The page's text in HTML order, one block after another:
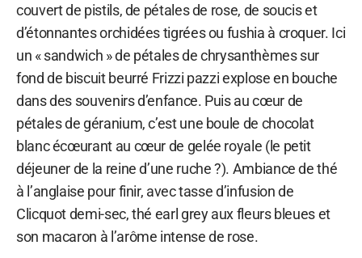
couvert de pistils, de pétales de rose, de soucis et
d’étonnantes orchidées tigrées ou fushia à croquer. Ici
un « sandwich » de pétales de chrysanthèmes sur
fond de biscuit beurré Frizzi pazzi explose en bouche
dans des souvenirs d’enfance. Puis au cœur de
pétales de géranium, c’est une boule de chocolat
blanc écœurant au cœur de gelée royale (le petit
déjeuner de la reine d’une ruche ?). Ambiance de thé
à l’anglaise pour finir, avec tasse d’infusion de
Clicquot demi-sec, thé earl grey aux fleurs bleues et
son macaron à l’arôme intense de rose.